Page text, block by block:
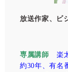
放送作家、ビ
専属講師
楽
約30年、有名